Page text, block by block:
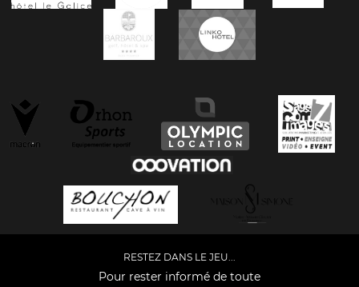
RESTEZ DANS LE JEU...
Pour rester informé de toute